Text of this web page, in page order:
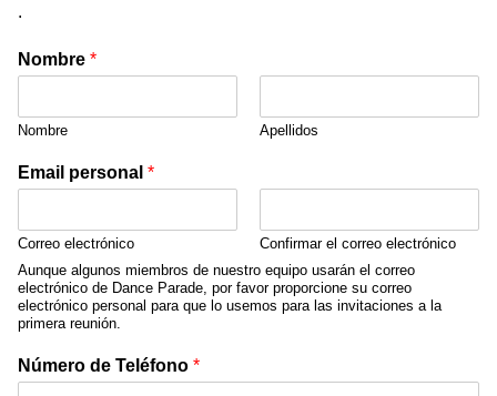
.
Nombre *
Nombre Apellidos
Email personal *
Correo electrónico
Confirmar el correo electrónico
Aunque algunos miembros de nuestro equipo usarán el correo
electrónico de Dance Parade, por favor proporcione su correo
electrónico personal para que lo usemos para las invitaciones a la
primera reunión.
Número de Teléfono *